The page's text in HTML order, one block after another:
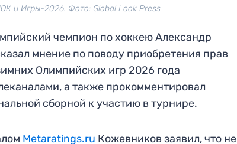
и Игры-2026. Фото: Global Look Press
чемпион по хоккею Александр
мнение по поводу приобретения прав
Олимпийских игр 2026 года
а также прокомментировал
сборной к участию в турнире.
Metaratings.ru Кожевников заявил, что не